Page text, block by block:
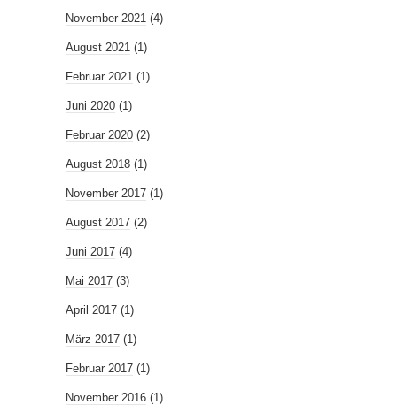
November 2021 (4)
August 2021 (1)
Februar 2021 (1)
Juni 2020 (1)
Februar 2020 (2)
August 2018 (1)
November 2017 (1)
August 2017 (2)
Juni 2017 (4)
Mai 2017 (3)
April 2017 (1)
März 2017 (1)
Februar 2017 (1)
November 2016 (1)